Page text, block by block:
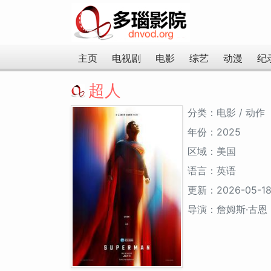
主页 电视剧 电影 综艺 动漫 纪
超人
分类：电影 / 动作
年份：2025
区域：美国
语言：英语
更新：2026-05-18
导演：詹姆斯·古恩